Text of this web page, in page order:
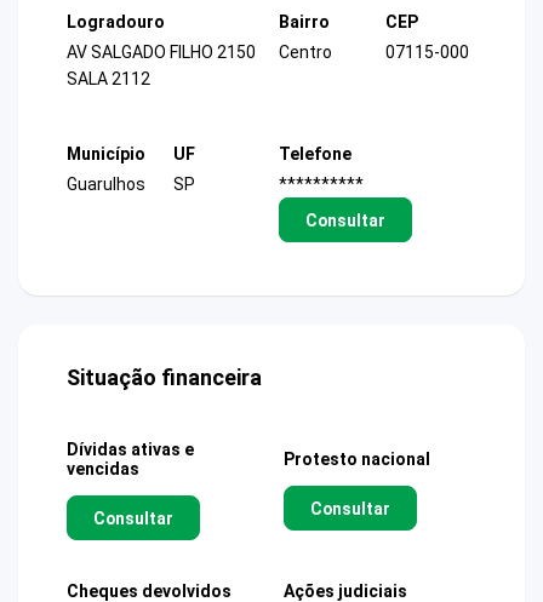
Logradouro
AV SALGADO FILHO 2150
SALA 2112
Bairro
Centro
CEP
07115-000
Município
Guarulhos
UF
SP
Telefone
**********
Consultar
Situação financeira
Dívidas ativas e
vencidas
Consultar
Protesto nacional
Consultar
Cheques devolvidos Ações judiciais